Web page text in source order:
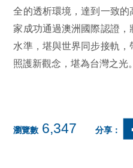
全的透析環境，達到一致
家成功通過澳洲國際認證
水準，堪與世界同步接軌
照護新觀念，堪為台灣之光。
瀏覽數 6,347 分享：